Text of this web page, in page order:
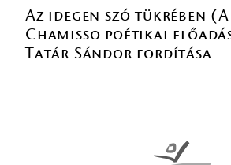
Az idegen szó tükrében
Chamisso poétikai
Tatár Sándor fordítása